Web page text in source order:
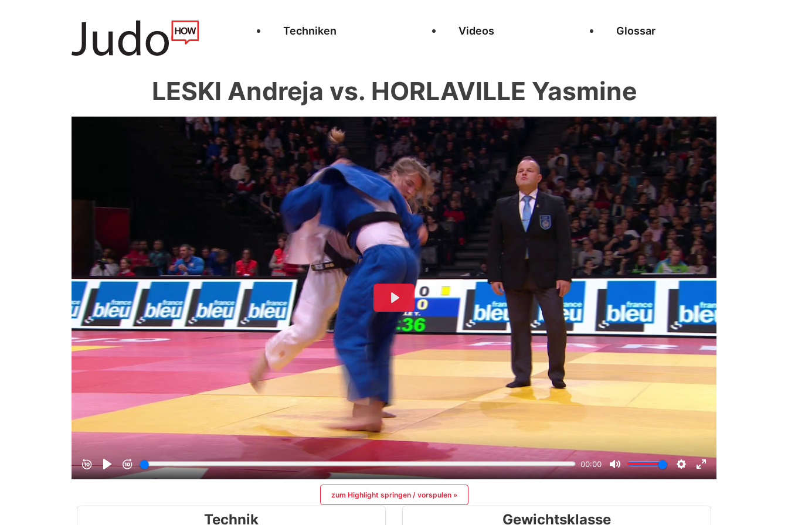
Techniken Videos Glossar
LESKI Andreja vs. HORLAVILLE Yasmine
zum Highlight springen / vorspulen »
Technik Gewichtsklasse